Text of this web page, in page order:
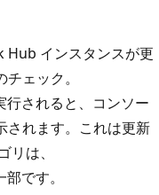
Hub インスタンスが更
ェック。
行されると、コンソー
されます。これは更新
は、
です。